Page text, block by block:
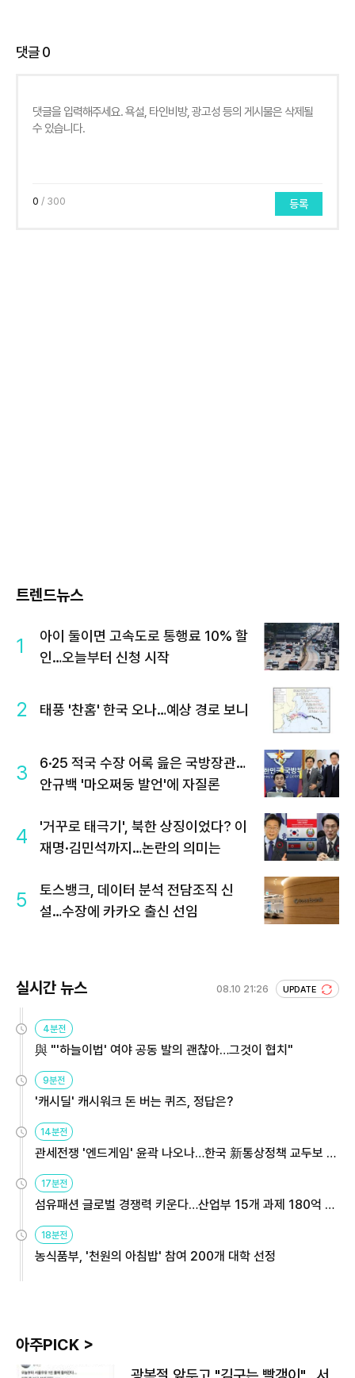
댓글0
0 / 300 등록
트렌드뉴스
1
아이 둘이면 고속도로 통행료 10% 할
인…오늘부터 신청 시작
2 태풍 '찬홈' 한국 오나…예상 경로 보니
3
6·25 적국 수장 어록 읊은 국방장관…
안규백 '마오쩌둥 발언'에 자질론
4
'거꾸로 태극기', 북한 상징이었다? 이
재명·김민석까지…논란의 의미는
5
토스뱅크, 데이터 분석 전담조직 신
설…수장에 카카오 출신 선임
실시간 뉴스 08.10 21:26 UPDATE
4분전
與 "'하늘이법' 여야 공동 발의 괜찮아…그것이 협치"
9분전
'캐시딜' 캐시워크 돈 버는 퀴즈, 정답은?
14분전
관세전쟁 '엔드게임' 윤곽 나오나…한국 新통상정책 교두보 활
용해야
17분전
섬유패션 글로벌 경쟁력 키운다…산업부 15개 과제 180억 지
원
18분전
농식품부, '천원의 아침밥' 참여 200개 대학 선정
아주PICK >